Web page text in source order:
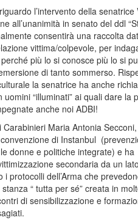
l’intervento della
all’unanimità in senato del ddl
consentirà una raccolta
vittima/colpevole, per
più lo si conosce più lo si
di tanto sommerso.
la senatrice ha anche
uomini “illuminati” ai quali dare
anche noi ADBI!
Carabinieri Maria Antonia
di Instanbul
donne e politiche integrate) e
secondaria da un
protocolli dell’Arma che
“ tutta per sé” creata in
di sensibilizzazione e